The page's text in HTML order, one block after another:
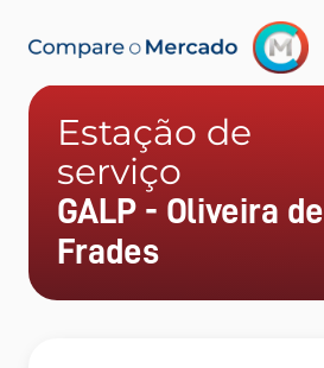
Estação de
serviço
GALP - Oliveira de
Frades